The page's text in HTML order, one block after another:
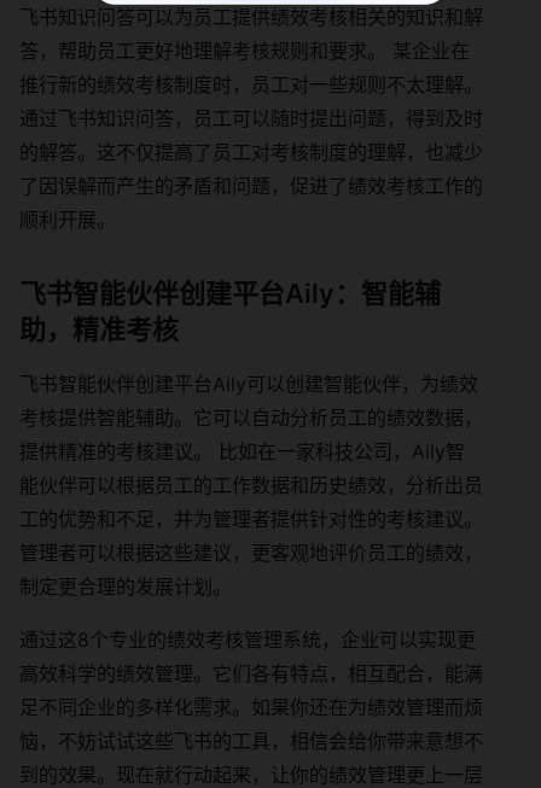
飞书知识问答可以为员工提供绩效考核相关的知识和解
答，帮助员工更好地理解考核规则和要求。 某企业在
推行新的绩效考核制度时，员工对一些规则不太理解。
通过飞书知识问答，员工可以随时提出问题，得到及时
的解答。这不仅提高了员工对考核制度的理解，也减少
了因误解而产生的矛盾和问题，促进了绩效考核工作的
顺利开展。
飞书智能伙伴创建平台Aily：智能辅
助，精准考核
飞书智能伙伴创建平台Aily可以创建智能伙伴，为绩效
考核提供智能辅助。它可以自动分析员工的绩效数据，
提供精准的考核建议。 比如在一家科技公司，Aily智
能伙伴可以根据员工的工作数据和历史绩效，分析出员
工的优势和不足，并为管理者提供针对性的考核建议。
管理者可以根据这些建议，更客观地评价员工的绩效，
制定更合理的发展计划。
通过这8个专业的绩效考核管理系统，企业可以实现更
高效科学的绩效管理。它们各有特点，相互配合，能满
足不同企业的多样化需求。如果你还在为绩效管理而烦
恼，不妨试试这些飞书的工具，相信会给你带来意想不
到的效果。现在就行动起来，让你的绩效管理更上一层